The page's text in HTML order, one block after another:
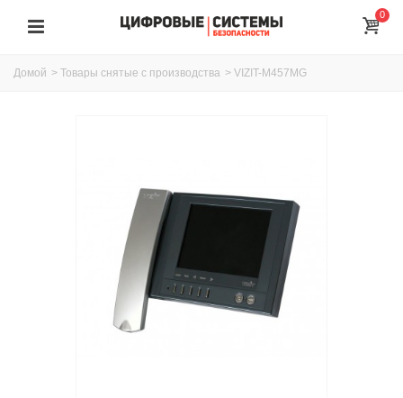
0
Домой > Товары снятые с производства > VIZIT-M457МG